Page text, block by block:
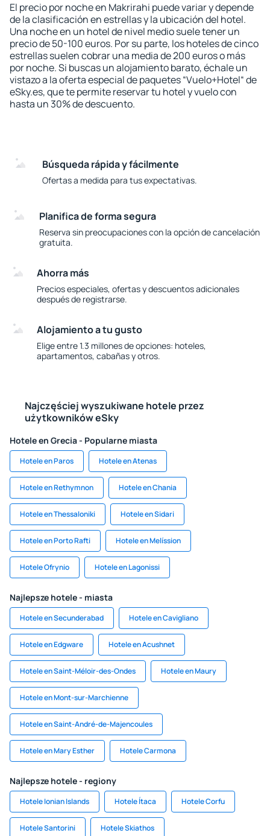
El precio por noche en Makrirahi puede variar y depende
de la clasificación en estrellas y la ubicación del hotel.
Una noche en un hotel de nivel medio suele tener un
precio de 50-100 euros. Por su parte, los hoteles de cinco
estrellas suelen cobrar una media de 200 euros o más
por noche. Si buscas un alojamiento barato, échale un
vistazo a la oferta especial de paquetes “Vuelo+Hotel“ de
eSky.es, que te permite reservar tu hotel y vuelo con
hasta un 30% de descuento.
Búsqueda rápida y fácilmente
Ofertas a medida para tus expectativas.
Planifica de forma segura
Reserva sin preocupaciones con la opción de cancelación
gratuita.
Ahorra más
Precios especiales, ofertas y descuentos adicionales
después de registrarse.
Alojamiento a tu gusto
Elige entre 1.3 millones de opciones: hoteles,
apartamentos, cabañas y otros.
Najczęściej wyszukiwane hotele przez
użytkowników eSky
Hotele en Grecia - Popularne miasta
Hotele en Paros Hotele en Atenas
Hotele en Rethymnon Hotele en Chania
Hotele en Thessaloniki Hotele en Sidari
Hotele en Porto Rafti Hotele en Melíssion
Hotele Ofrynio Hotele en Lagonissi
Najlepsze hotele - miasta
Hotele en Secunderabad Hotele en Cavigliano
Hotele en Edgware Hotele en Acushnet
Hotele en Saint-Méloir-des-Ondes Hotele en Maury
Hotele en Mont-sur-Marchienne
Hotele en Saint-André-de-Majencoules
Hotele en Mary Esther Hotele Carmona
Najlepsze hotele - regiony
Hotele Ionian Islands Hotele Ítaca Hotele Corfu
Hotele Santorini Hotele Skiathos